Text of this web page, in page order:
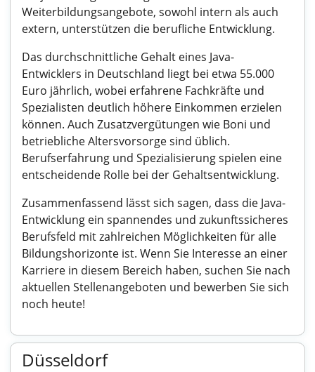
Weiterbildungsangebote, sowohl intern als auch
extern, unterstützen die berufliche Entwicklung.
Das durchschnittliche Gehalt eines Java-
Entwicklers in Deutschland liegt bei etwa 55.000
Euro jährlich, wobei erfahrene Fachkräfte und
Spezialisten deutlich höhere Einkommen erzielen
können. Auch Zusatzvergütungen wie Boni und
betriebliche Altersvorsorge sind üblich.
Berufserfahrung und Spezialisierung spielen eine
entscheidende Rolle bei der Gehaltsentwicklung.
Zusammenfassend lässt sich sagen, dass die Java-
Entwicklung ein spannendes und zukunftssicheres
Berufsfeld mit zahlreichen Möglichkeiten für alle
Bildungshorizonte ist. Wenn Sie Interesse an einer
Karriere in diesem Bereich haben, suchen Sie nach
aktuellen Stellenangeboten und bewerben Sie sich
noch heute!
Düsseldorf